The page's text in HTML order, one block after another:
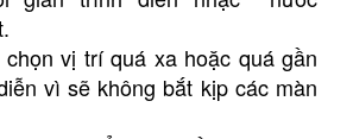
vị trí quá xa hoặc quá gần
vì sẽ không bắt kịp các màn